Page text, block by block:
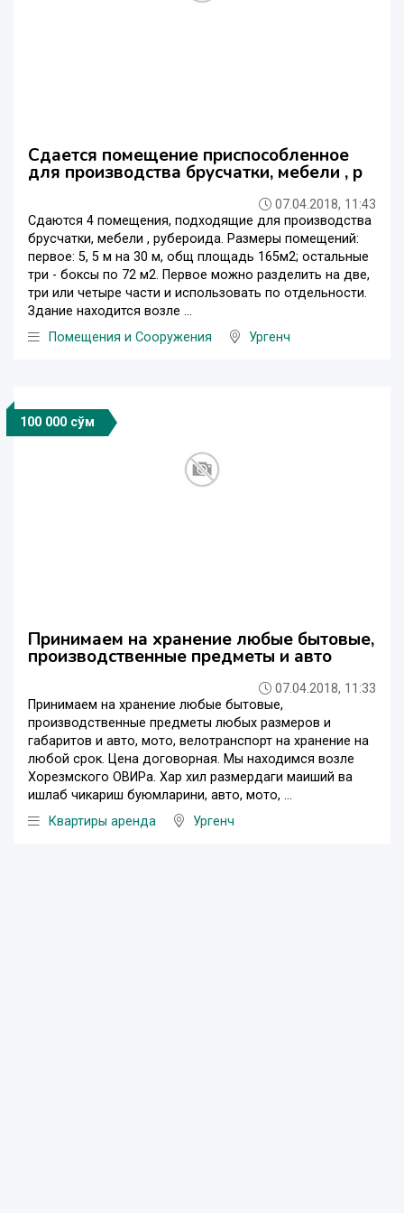
Сдается помещение приспособленное
для производства брусчатки, мебели , р
07.04.2018, 11:43
Сдаются 4 помещения, подходящие для производства
брусчатки, мебели , рубероида. Размеры помещений:
первое: 5, 5 м на 30 м, общ площадь 165м2; остальные
три - боксы по 72 м2. Первое можно разделить на две,
три или четыре части и использовать по отдельности.
Здание находится возле ...
Помещения и Сооружения
Ургенч
100 000 сўм
Принимаем на хранение любые бытовые,
производственные предметы и авто
07.04.2018, 11:33
Принимаем на хранение любые бытовые,
производственные предметы любых размеров и
габаритов и авто, мото, велотранспорт на хранение на
любой срок. Цена договорная. Мы находимся возле
Хорезмского ОВИРа. Хар хил размердаги маиший ва
ишлаб чикариш буюмларини, авто, мото, ...
Квартиры аренда
Ургенч